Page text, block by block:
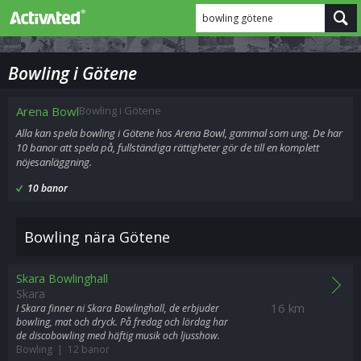
bowling götene
Bowling i Götene
Arena BowlBowling i Götene
Alla kan spela bowling i Götene hos Arena Bowl, gammal som ung. De har
10 banor att spela på, fullständiga rättigheter gör de till en komplett
nöjesanläggning.
10 banor
Bowling nära Götene
16 km
Skara Bowlinghall
Skara
I Skara finner ni Skara Bowlinghall, de erbjuder
bowling, mat och dryck. På fredag och lördag har
de discobowling med häftig musik och ljusshow.
Bowling | 12 banor